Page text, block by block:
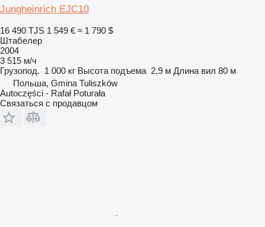
Jungheinrich EJC10
16 490 TJS 1 549 € ≈ 1 790 $
Штабелер
2004
3 515 м/ч
Грузопод. 1 000 кг Высота подъема 2,9 м Длина вил 80 м
Польша, Gmina Tuliszków
Autoczęści - Rafał Poturała
Связаться с продавцом